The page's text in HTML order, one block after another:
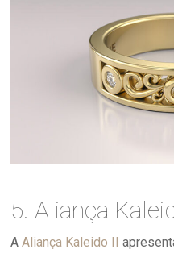
5. Aliança
AAliança Kaleido II